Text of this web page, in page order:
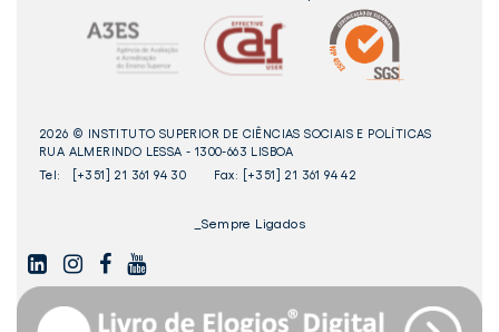
2026 © INSTITUTO SUPERIOR DE CIÊNCIAS SOCIAIS E POLÍTICAS
RUA ALMERINDO LESSA - 1300-663 LISBOA
Tel:
[+351] 21 361 94 30 Fax: [+351] 21 361 94 42
_Sempre Ligados
LINKEDININSTAGAMFACEBOOK
YOUTUBE